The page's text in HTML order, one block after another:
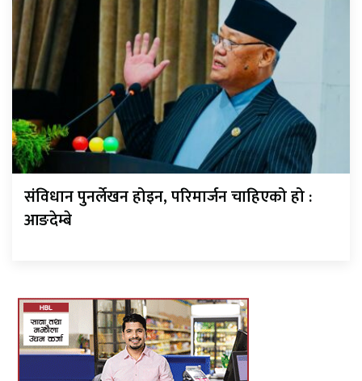
संविधान पुनर्लेखन होइन, परिमार्जन चाहिएको हो :
आङदेम्बे